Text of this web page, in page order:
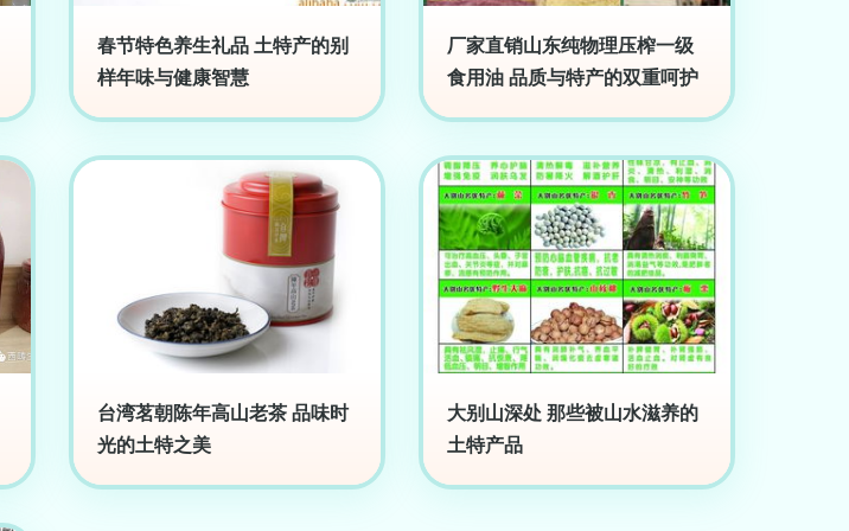
春节特色养生礼品 土特产的别
样年味与健康智慧
厂家直销山东纯物理压榨一级
食用油 品质与特产的双重呵护
台湾茗朝陈年高山老茶 品味时
光的土特之美
大别山深处 那些被山水滋养的
土特产品